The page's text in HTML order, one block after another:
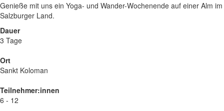
Genieße mit uns ein Yoga- und Wander-Wochenende auf einer Alm im
Salzburger Land.
Dauer
3 Tage
Ort
Sankt Koloman
Teilnehmer:innen
6 - 12